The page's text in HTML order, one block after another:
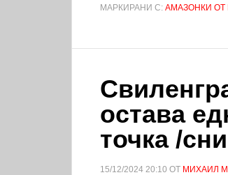
МАРКИРАНИ С: АМАЗОНКИ ОТ
остава
точка /
15/12/2024 20:10 ОТ МИХАИЛ